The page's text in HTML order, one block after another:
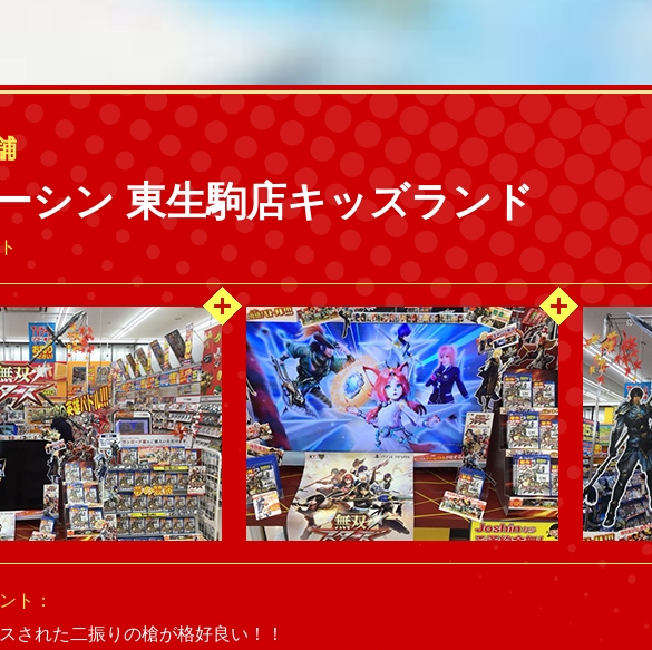
シン 東生駒店キッズランド
ト：
された二振りの槍が格好良い！！